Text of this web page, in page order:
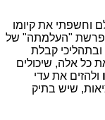
וחשפתי את קיומו
גם כאן, בפרשת "העלמתה" של
קבלת
כל אלה, שיכולים
ולהזים את עדי
שיש בתיק